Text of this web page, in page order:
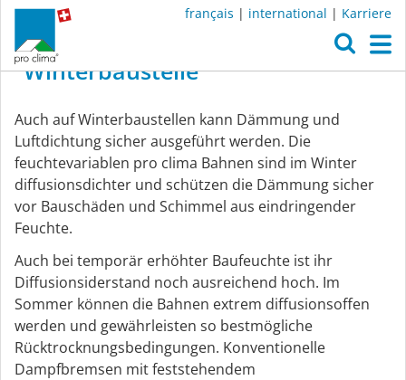
français | international | Karriere
Sichere
Winterbaustellen
Winterbaustelle
Auch auf Winterbaustellen kann Dämmung und
Luftdichtung sicher ausgeführt werden. Die
feuchtevariablen pro clima Bahnen sind im Winter
diffusionsdichter und schützen die Dämmung sicher
vor Bauschäden und Schimmel aus eindringender
Feuchte.
Auch bei temporär erhöhter Baufeuchte ist ihr
Diffusionsiderstand noch ausreichend hoch. Im
Sommer können die Bahnen extrem diffusionsoffen
werden und gewährleisten so bestmögliche
Rücktrocknungsbedingungen. Konventionelle
Dampfbremsen mit feststehendem